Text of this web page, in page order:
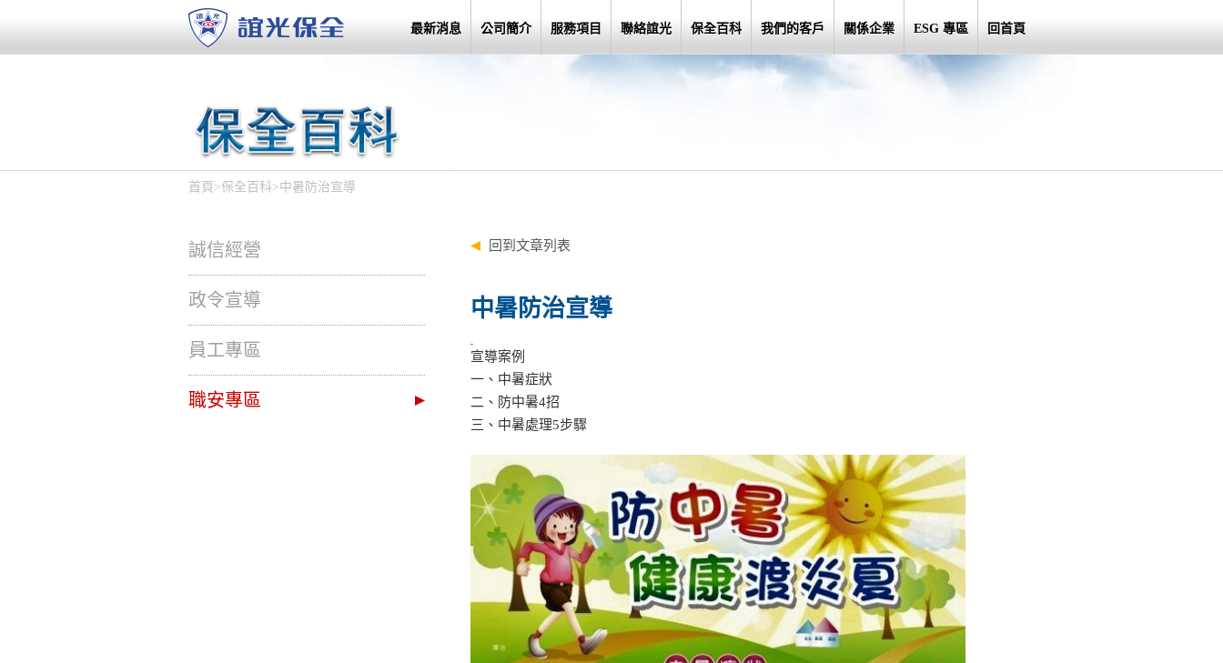
最新消息 公司簡介 服務項目 聯絡誼光 保全百科 我們的客戶 關係企業 ESG 專區 回首頁
首頁 >保全百科>中暑防治宣導
誠信經營
政令宣導
員工專區
職安專區
回到文章列表
中暑防治宣導
宣導案例
一、中暑症狀
二、防中暑4招
三、中暑處理5步驟